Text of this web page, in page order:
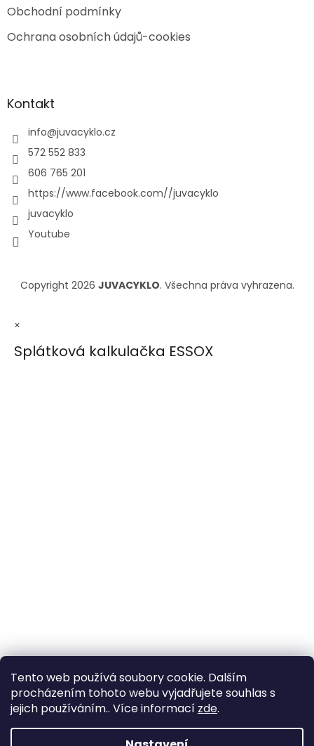
Tento web používá soubory cookie. Dalším
procházením tohoto webu vyjadřujete souhlas s
jejich používáním.. Více informací zde.
Obchodní podmínky
Ochrana osobních údajů-cookies
Kontakt
info@juvacyklo.cz
572 552 833
606 765 201
https://www.facebook.com//juvacyklo
juvacyklo
Youtube
Copyright 2026 JUVACYKLO. Všechna práva vyhrazena.
×
Splátková kalkulačka ESSOX